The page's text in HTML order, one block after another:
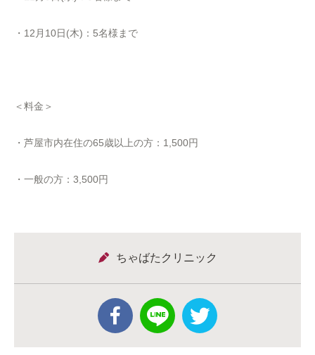
・12月10日(木)：5名様まで
＜料金＞
・芦屋市内在住の65歳以上の方：1,500円
・一般の方：3,500円
ちゃばたクリニック